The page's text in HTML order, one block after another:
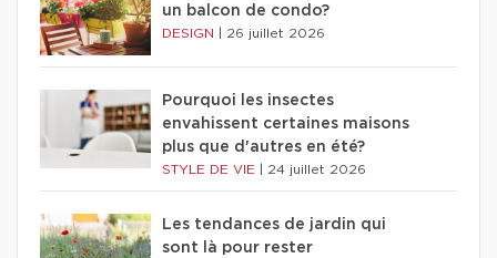
un balcon de condo?
DESIGN 26 juillet 2026
Pourquoi les insectes
envahissent certaines maisons
plus que d'autres en été?
STYLE DE VIE 24 juillet 2026
Les tendances de jardin qui
sont là pour rester